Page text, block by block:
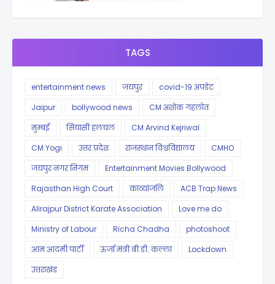
TAGS
entertainment news जयपुर
covid-19 अपडेट
Jaipur
bollywood news
CM अशोक गहलोत
मुम्बई
सियासी हलचल
CM Arvind Kejriwal
CM Yogi
उत्तर प्रदेश राजस्थान विश्वविद्यालय
CMHO
जयपुर नगर निगम
Entertainment Movies Bollywood
Rajasthan High Court
काव्यांजलि
ACB Trap News
Alirajpur District Karate Association
Love me do
Ministry of Labour
Richa Chadha
photoshoot
आम आदमी पार्टी
ऊर्जा मंत्री बी.डी. कल्ला
Lockdown
उत्तराखंड